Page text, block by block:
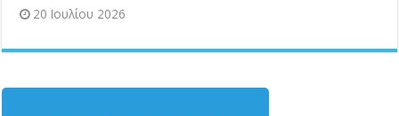
20 Ιουλίου 2026